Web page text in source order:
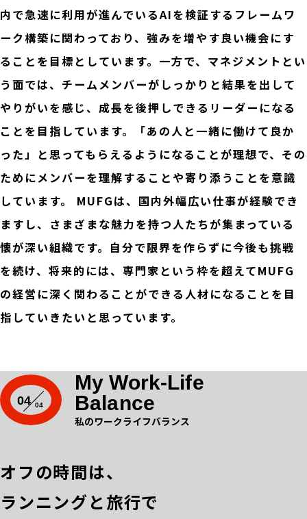
内で急速に利用が進んでいるAIを検証するフレームワ
ーク構築に関わっており、強みを増やす良い機会にす
ることを目標としています。一方で、マネジメントとい
う面では、チームメンバーがしっかりと結果を出して
やりがいを感じ、成長を後押しできるリーダーになる
ことを目指しています。「あの人と一緒に働けて良か
った」と思ってもらえるようになることが理想で、その
ためにメンバーを理解することや寄り添うことを意識
しています。 MUFGは、国内外幅広い仕事が経験でき
ますし、さまざまな魅力を持つ人たちが集まっている
懐が深い組織です。自分で限界を作らずに今後も挑戦
を続け、将来的には、専門家という枠を超えてMUFG
の経営に深く関わることができる人材になることを目
指していきたいと思っています。
04
My Work-Life
Balance
私のワークライフバランス
オフの時間は、
ランニングと旅行で